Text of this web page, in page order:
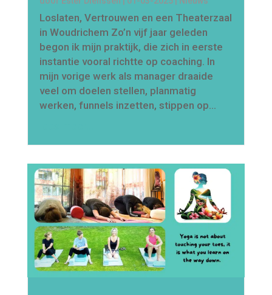
Loslaten, Vertrouwen en een Theaterzaal
in Woudrichem Zo’n vijf jaar geleden
begon ik mijn praktijk, die zich in eerste
instantie vooral richtte op coaching. In
mijn vorige werk als manager draaide
veel om doelen stellen, planmatig
werken, funnels inzetten, stippen op…